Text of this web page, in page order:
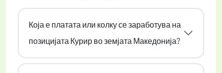
Која е платата или колку се заработува на
позицијата Курир во земјата Македонија?